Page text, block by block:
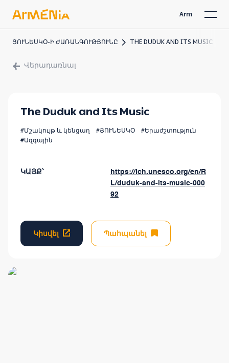
Arm
ՅՈՒՆԵՍԿՕ-Ի ԺԱՌԱՆԳՈՒԹՅՈՒՆԸ THE DUDUK AND ITS MUSIC
Վերադառնալ
The Duduk and Its Music
#Մշակույթ և կենցաղ #ՅՈՒՆԵՍԿՕ
#Երաժշտություն
#Ազգային
ԿԱՅՔ՝
https://ich.unesco.org/en/R
L/duduk-and-its-music-000
92
Կիսվել Պահպանել